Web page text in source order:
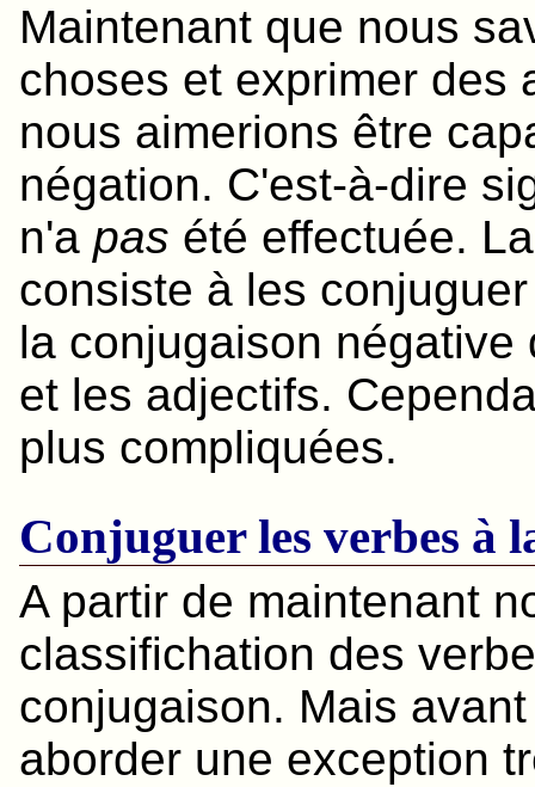
Maintenant que nous
choses et exprimer des
nous aimerions être
négation. C'est-à-dire
n'a pas été effectuée.
consiste à les
la conjugaison
et les adjectifs.
plus compliquées.
Conjuguer les verbes à
A partir de maintenant
classifichation des
conjugaison. Mais
aborder une exception